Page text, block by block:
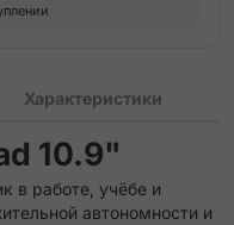
Характеристики
10.9"
в работе, учёбе и
автономности и